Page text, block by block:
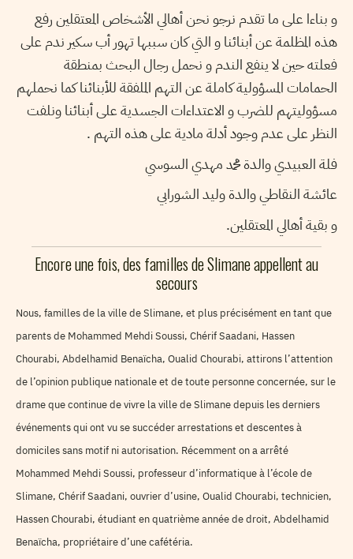
و بناءا على ما تقدم نرجو نحن أهالي الأشخاص المعتقلين رفع
هذه المظلمة عن أبنائنا و التي كان سببها تهور أب سكير ندم على
فعلته حين لا ينفع الندم و نحمل رجال البحث بمنطقة
الحمامات المسؤولية كاملة عن التهم الملفقة للأبنائنا كما نحملهم
مسؤوليتهم للضرب و الاعتداءات الجسدية على أبنائنا ونلفت
النظر على عدم وجود أدلة مادية على هذه التهم .
فلة العبيدي والدة محمد مهدي السوسي
عائشة النقاطي والدة وليد الشورابي
و بقية أهالي المعتقلين.
Encore une fois, des familles de Slimane appellent au
secours
Nous, familles de la ville de Slimane, et plus précisément en tant que
parents de Mohammed Mehdi Soussi, Chérif Saadani, Hassen
Chourabi, Abdelhamid Benaïcha, Oualid Chourabi, attirons l’attention
de l’opinion publique nationale et de toute personne concernée, sur le
drame que continue de vivre la ville de Slimane depuis les derniers
événements qui ont vu se succéder arrestations et descentes à
domiciles sans motif ni autorisation. Récemment on a arrêté
Mohammed Mehdi Soussi, professeur d’informatique à l’école de
Slimane, Chérif Saadani, ouvrier d’usine, Oualid Chourabi, technicien,
Hassen Chourabi, étudiant en quatrième année de droit, Abdelhamid
Benaïcha, propriétaire d’une cafétéria.